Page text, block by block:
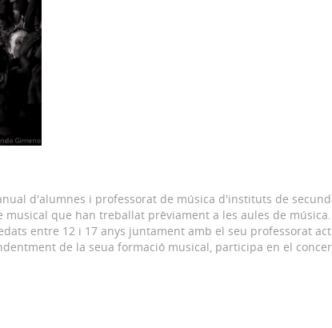
d'alumnes i professorat de música d'instituts de
que han treballat prèviament a les aules de
entre 12 i 17 anys juntament amb el seu professorat
de la seua formació musical, participa en el